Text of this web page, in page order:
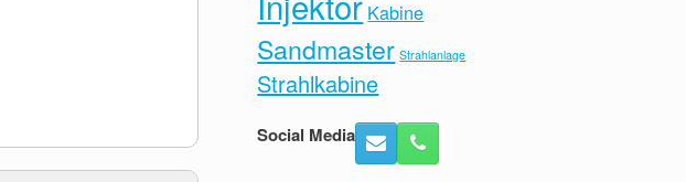
Kabine
Sandmaster Strahlanlage
Strahlkabine
Social Media